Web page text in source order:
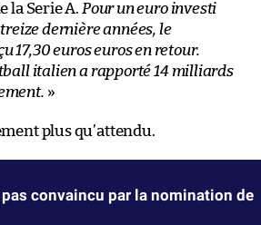
la Serie A. Pour un euro investi
dernière années, le
17,30 euros euros en retour.
italien a rapporté 14 milliards
»
plus qu’attendu.
convaincu par la nomination de